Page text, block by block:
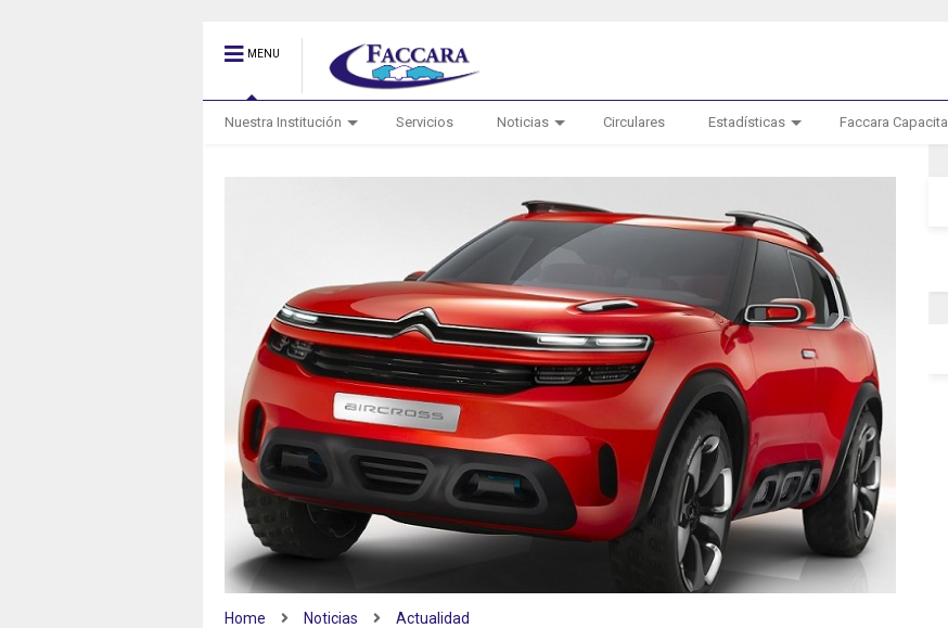
MENU
Nuestra Institución Servicios Noticias Circulares Estadísticas Faccara Capacita
Home Noticias Actualidad